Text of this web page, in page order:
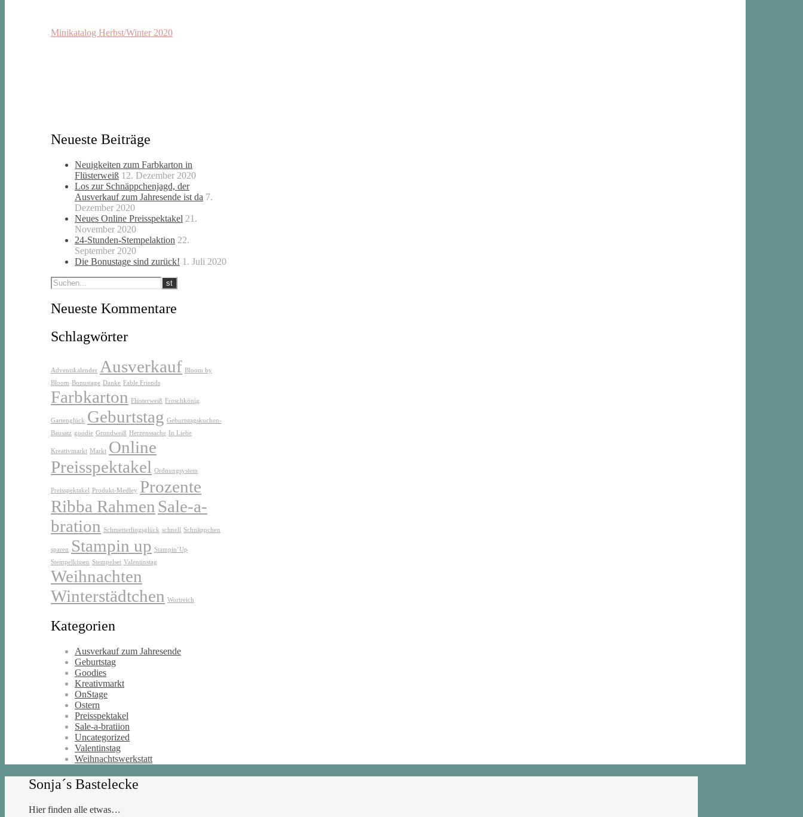
Minikatalog Herbst/Winter 2020
Neueste Beiträge
Neuigkeiten zum Farbkarton in
Flüsterweiß 12. Dezember 2020
Los zur Schnäppchenjagd, der
Ausverkauf zum Jahresende ist da 7.
Dezember 2020
Neues Online Preisspektakel 21.
November 2020
24-Stunden-Stempelaktion 22.
September 2020
Die Bonustage sind zurück! 1. Juli 2020
Neueste Kommentare
Schlagwörter
Adventskalender Ausverkauf Bloom by
Bloom Bonustage Danke Fable Friends
Farbkarton Flüsterweiß Froschkönig
Gartenglück Geburtstag Geburtstagskuchen-
Bausatz goodie Grundweiß Herzenssache In Liebe
Kreativmarkt Markt Online
Preisspektakel
Ordnungsystem
Preisspektakel Produkt-Medley Prozente
Ribba Rahmen Sale-a-
bration Schmetterlingsglück schnell Schnäppchen
sparen Stampin up Stampin’Up
Stempelkissen Stempelset Valentinstag
Weihnachten
Winterstädtchen Wortreich
Kategorien
Ausverkauf zum Jahresende
Geburtstag
Goodies
Kreativmarkt
OnStage
Ostern
Preisspektakel
Sale-a-bratiion
Uncategorized
Valentinstag
Weihnachtswerkstatt
Sonja´s Bastelecke
Hier finden alle etwas…